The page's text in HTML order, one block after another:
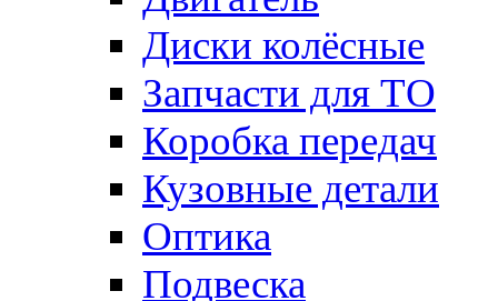
Диски колёсные
Запчасти для ТО
Коробка передач
Кузовные детали
Оптика
Подвеска